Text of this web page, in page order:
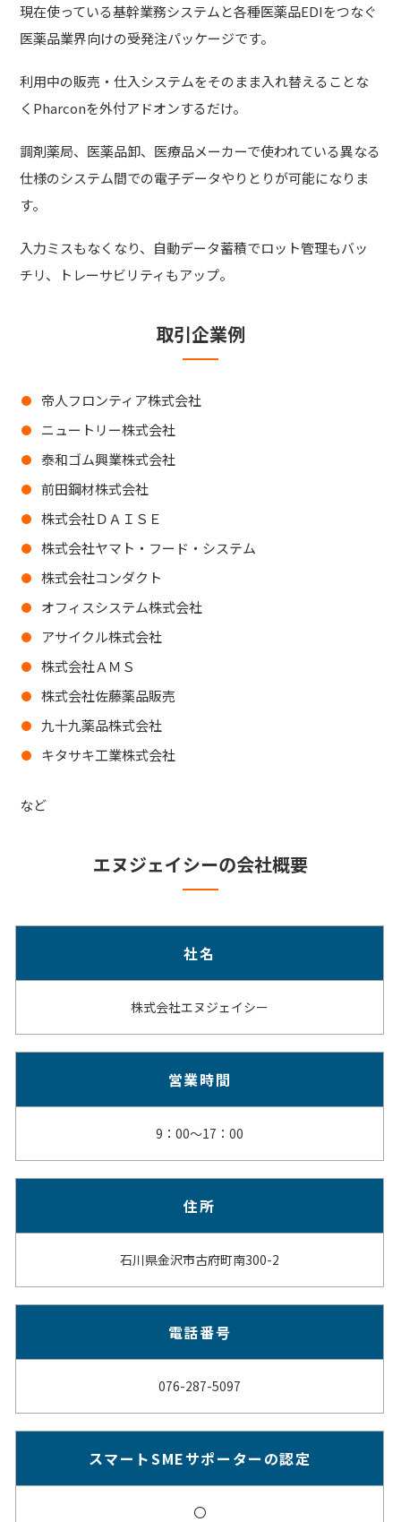
現在使っている基幹業務システムと各種医薬品EDIをつなぐ
医薬品業界向けの受発注パッケージです。
利用中の販売・仕入システムをそのまま入れ替えることな
くPharconを外付アドオンするだけ。
調剤薬局、医薬品卸、医療品メーカーで使われている異なる
仕様のシステム間での電子データやりとりが可能になりま
す。
入力ミスもなくなり、自動データ蓄積でロット管理もバッ
チリ、トレーサビリティもアップ。
取引企業例
帝人フロンティア株式会社
ニュートリー株式会社
泰和ゴム興業株式会社
前田鋼材株式会社
株式会社ＤＡＩＳＥ
株式会社ヤマト・フード・システム
株式会社コンダクト
オフィスシステム株式会社
アサイクル株式会社
株式会社ＡＭＳ
株式会社佐藤薬品販売
九十九薬品株式会社
キタサキ工業株式会社
など
エヌジェイシーの会社概要
社名
株式会社エヌジェイシー
営業時間
9：00～17：00
住所
石川県金沢市古府町南300-2
電話番号
076-287-5097
スマートSMEサポーターの認定
〇